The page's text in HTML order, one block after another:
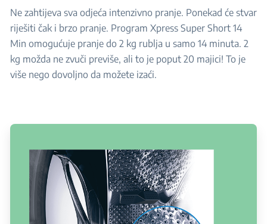
Ne zahtijeva sva odjeća intenzivno pranje. Ponekad će stvar
riješiti čak i brzo pranje. Program Xpress Super Short 14
Min omogućuje pranje do 2 kg rublja u samo 14 minuta. 2
kg možda ne zvuči previše, ali to je poput 20 majici! To je
više nego dovoljno da možete izaći.